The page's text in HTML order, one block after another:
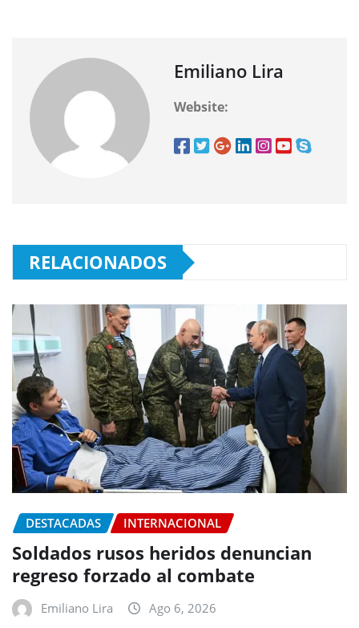
Emiliano Lira
Website:
RELACIONADOS
DESTACADAS INTERNACIONAL
Soldados rusos heridos denuncian
regreso forzado al combate
Emiliano Lira Ago 6, 2026